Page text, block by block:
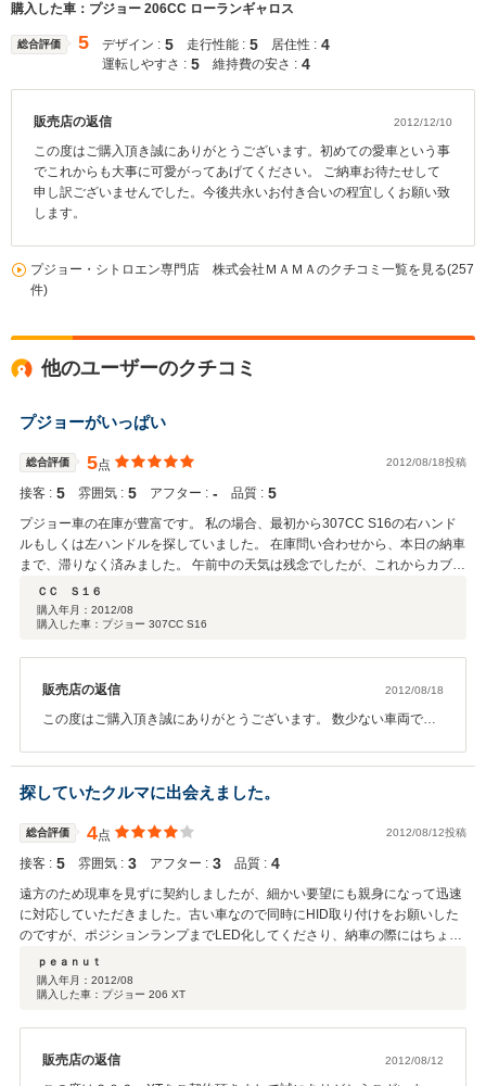
購入した車：プジョー 206CC ローランギャロス
総合評価 5 デザイン : 5 走行性能 : 5 居住性 : 4
運転しやすさ : 5 維持費の安さ : 4
販売店の返信 2012/12/10
この度はご購入頂き誠にありがとうございます。初めての愛車という事
でこれからも大事に可愛がってあげてください。 ご納車お待たせして
申し訳ございませんでした。今後共永いお付き合いの程宜しくお願い致
します。
プジョー・シトロエン専門店 株式会社ＭＡＭＡのクチコミ一覧を見る(257
件)
他のユーザーのクチコミ
プジョーがいっぱい
総合評価 5点 2012/08/18投稿
接客 : 5 雰囲気 : 5 アフター : ‐ 品質 : 5
プジョー車の在庫が豊富です。 私の場合、最初から307CC S16の右ハンド
ルもしくは左ハンドルを探していました。 在庫問い合わせから、本日の納車
まで、滞りなく済みました。 午前中の天気は残念でしたが、これからカブリ
オレにしてドライブに行く予定です。 マニュアル免許持っていらっしゃる方
には、プジョーのマニュアル車がおすすめです。 運転していて楽しいです
よ。
ＣＣ Ｓ１６
購入年月： 2012/08
購入した車：プジョー 307CC S16
販売店の返信 2012/08/18
この度はご購入頂き誠にありがとうございます。 数少ない車両でし
類豊富に取り揃えて参りますので、 お探しの際は何なりとお申し付
け下さい！ 又メンテナンス等もお困りの事がございましたらお気軽
にご相談下さい！ ご納車の際はあいにくのお天気でしたが、これか
ら是非オープンドライブを楽しんで頂ければ幸いです＾＾ 今後とも
何卒、宜しくお願い致します。
探していたクルマに出会えました。
総合評価 4点 2012/08/12投稿
接客 : 5 雰囲気 : 3 アフター : 3 品質 : 4
遠方のため現車を見ずに契約しましたが、細かい要望にも親身になって迅速
に対応していただきました。古い車なので同時にHID取り付けをお願いした
のですが、ポジションランプまでLED化してくださり、納車の際にはちょっ
としたサプライズ！になりました。ありがとうございました。
ｐｅａｎｕｔ
購入年月： 2012/08
購入した車：プジョー 206 XT
販売店の返信 2012/08/12